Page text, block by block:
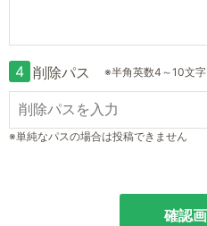
4 削除パス ※半角英数4～10文字
※単純なパスの場合は投稿できません